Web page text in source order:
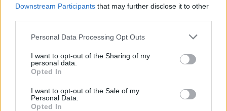
Downstream Participants that may further disclose it to other
Please note that this website/app uses one or more Google
not limited to your visit or usage behaviour. You may click to
grant or deny consent to Google and its third-party tags to
use your data for below specified purposes in below Google
consent section.
Personal Data Processing Opt Outs
I want to opt-out of the Sharing of my
personal data.
Opted In
I want to opt-out of the Sale of my
Personal Data.
Opted In